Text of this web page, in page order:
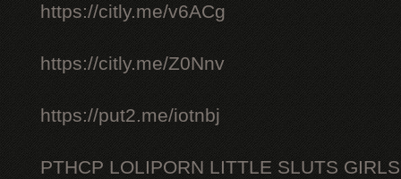
https://citly.me/v6ACg
https://citly.me/Z0Nnv
https://put2.me/iotnbj
PTHCP LOLIPORN LITTLE SLUTS